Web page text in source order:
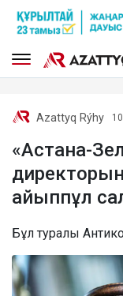
Azattyq Rýhy
«Астана-
айыппұл
Бұл туралы